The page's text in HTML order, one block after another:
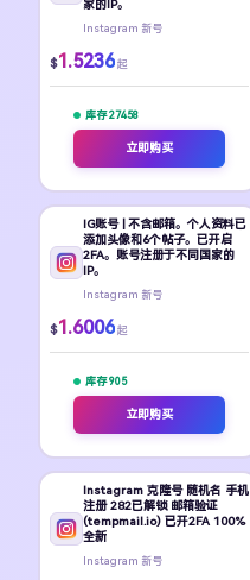
家的IP。
Instagram 新号
$1.5236 起
库存 27458
立即购买
IG账号 | 不含邮箱。个人资料已
添加头像和6个帖子。已开启
2FA。账号注册于不同国家的
IP。
Instagram 新号
$1.6006 起
库存 905
立即购买
Instagram 克隆号 随机名 手机
注册 282已解锁 邮箱验证
(tempmail.io) 已开2FA 100%
全新
Instagram 新号